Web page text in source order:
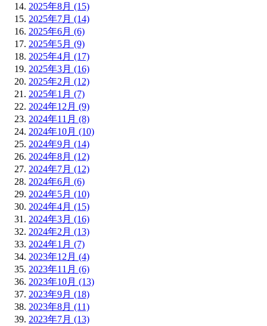
2025年8月 (15)
2025年7月 (14)
2025年6月 (6)
2025年5月 (9)
2025年4月 (17)
2025年3月 (16)
2025年2月 (12)
2025年1月 (7)
2024年12月 (9)
2024年11月 (8)
2024年10月 (10)
2024年9月 (14)
2024年8月 (12)
2024年7月 (12)
2024年6月 (6)
2024年5月 (10)
2024年4月 (15)
2024年3月 (16)
2024年2月 (13)
2024年1月 (7)
2023年12月 (4)
2023年11月 (6)
2023年10月 (13)
2023年9月 (18)
2023年8月 (11)
2023年7月 (13)